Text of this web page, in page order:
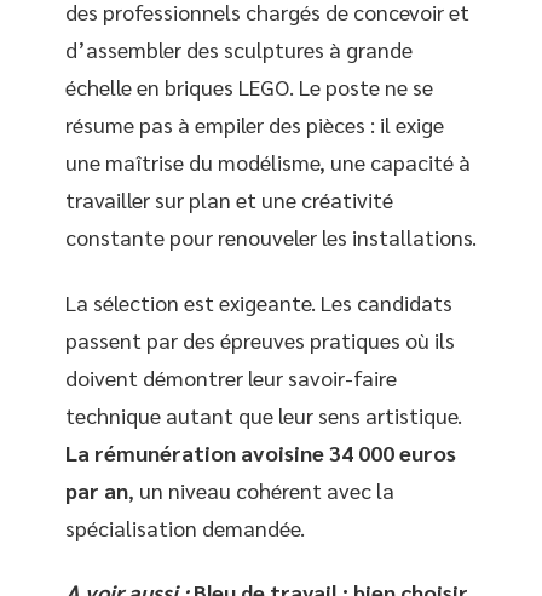
des professionnels chargés de concevoir et
d’assembler des sculptures à grande
échelle en briques LEGO. Le poste ne se
résume pas à empiler des pièces : il exige
une maîtrise du modélisme, une capacité à
travailler sur plan et une créativité
constante pour renouveler les installations.
La sélection est exigeante. Les candidats
passent par des épreuves pratiques où ils
doivent démontrer leur savoir-faire
technique autant que leur sens artistique.
La rémunération avoisine 34 000 euros
par an, un niveau cohérent avec la
spécialisation demandée.